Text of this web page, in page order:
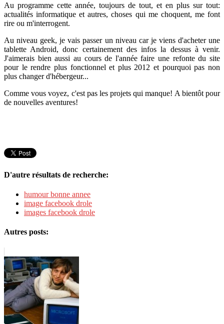
Au programme cette année, toujours de tout, et en plus sur tout:
actualités informatique et autres, choses qui me choquent, me font
rire ou m'interrogent.
Au niveau geek, je vais passer un niveau car je viens d'acheter une
tablette Android, donc certainement des infos la dessus à venir.
J'aimerais bien aussi au cours de l'année faire une refonte du site
pour le rendre plus fonctionnel et plus 2012 et pourquoi pas non
plus changer d'hébergeur...
Comme vous voyez, c'est pas les projets qui manque! A bientôt pour
de nouvelles aventures!
D'autre résultats de recherche:
humour bonne annee
image facebook drole
images facebook drole
Autres posts: